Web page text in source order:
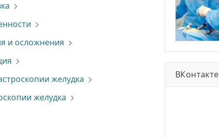
и осложнения
желудка
желудка
ВКонтакте